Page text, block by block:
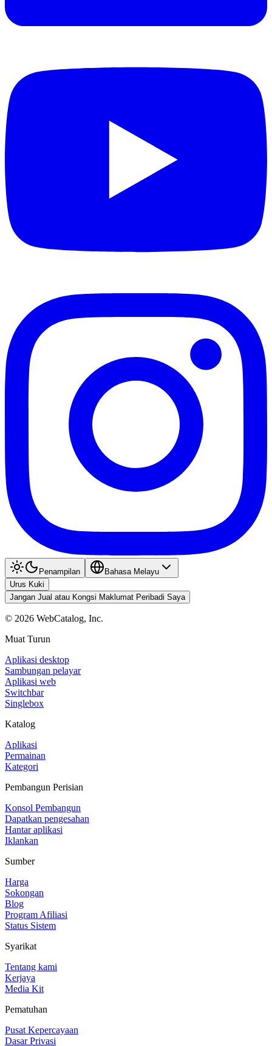
Penampilan
Bahasa Melayu
Urus Kuki
Jangan Jual atau Kongsi Maklumat Peribadi Saya
© 2026 WebCatalog, Inc.
Muat Turun
Aplikasi desktop
Sambungan pelayar
Aplikasi web
Switchbar
Singlebox
Katalog
Aplikasi
Permainan
Kategori
Pembangun Perisian
Konsol Pembangun
Dapatkan pengesahan
Hantar aplikasi
Iklankan
Sumber
Harga
Sokongan
Blog
Program Afiliasi
Status Sistem
Syarikat
Tentang kami
Kerjaya
Media Kit
Pematuhan
Pusat Kepercayaan
Dasar Privasi